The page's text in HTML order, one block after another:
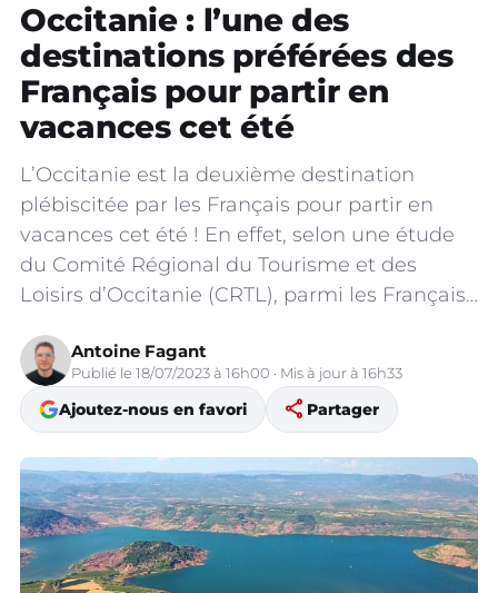
Occitanie : l’une des
destinations préférées des
Français pour partir en
vacances cet été
L’Occitanie est la deuxième destination
plébiscitée par les Français pour partir en
vacances cet été ! En effet, selon une étude
du Comité Régional du Tourisme et des
Loisirs d’Occitanie (CRTL), parmi les Français…
Antoine Fagant
Publié le 18/07/2023 à 16h00 · Mis à jour à 16h33
Ajoutez-nous en favori share Partager